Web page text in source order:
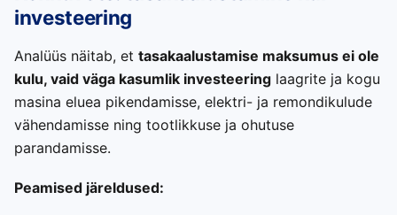
investeering
Analüüs näitab, et tasakaalustamise maksumus ei ole
kulu, vaid väga kasumlik investeering laagrite ja kogu
masina eluea pikendamisse, elektri- ja remondikulude
vähendamisse ning tootlikkuse ja ohutuse
parandamisse.
Peamised järeldused: